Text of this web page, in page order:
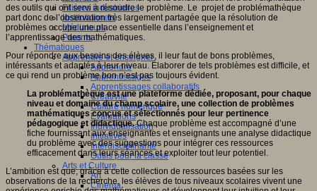
Filières industrielles
Institutionnels
Médiateurs
Parents
Thématiques
Apprendre et enseigner
Apprendre
Apprentissages
Apprentissages collaboratifs
Créativité
Culture numérique
Evaluations
Individualisation
Initiatives
Interdisciplinarité
Outils pour la classe
Arts et Culture
Art
Cinéma
des outils qui ont servi à résoudre le problème. Le projet de problémathèque
part donc de l’observation très largement partagée que la résolution de
problèmes occupe une place essentielle dans l’enseignement et
l’apprentissage des mathématiques.
Pour répondre aux besoins des élèves, il leur faut de bons problèmes,
intéressants et adaptés à leur niveau. Élaborer de tels problèmes est difficile, et
ce qui rend un problème bon n’est pas toujours évident.
La problémathèque est une plateforme dédiée, proposant, pour chaque
niveau et domaine du champ scolaire, une collection de problèmes
mathématiques conçus et sélectionnés pour leur pertinence
pédagogique et didactique.Chaque problème est accompagné d’une
fiche fournissant aux enseignantes et enseignants une analyse didactique
du problème avec des suggestions pour intégrer ces ressources
efficacement dans leurs séances et exploiter tout leur potentiel.
L’ambition est que, grâce à cette collection de ressources basées sur les
observations de la recherche, les élèves de tous niveaux scolaires vivent une